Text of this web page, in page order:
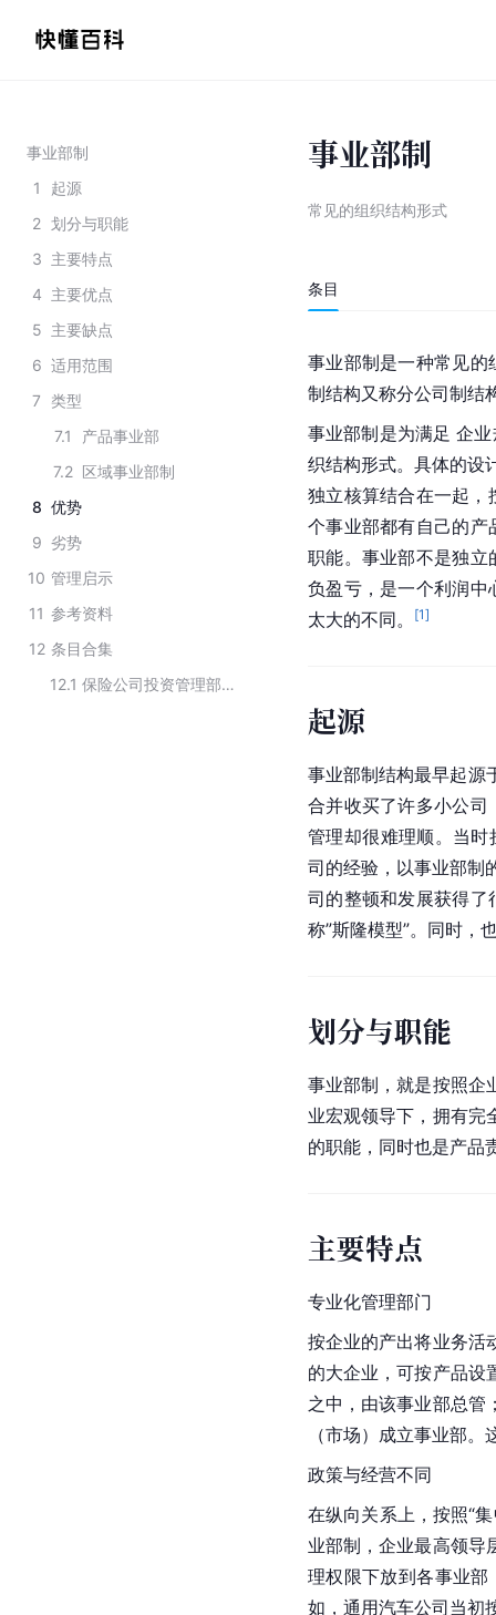
事业部制
1
起源
2 划分与职能
3 主要特点
4 主要优点
5 主要缺点
6 适用范围
7
类型
7.1
产品事业部
7.2 区域事业部制
8 优势
9 劣势
10 管理启示
11 参考资料
12 条目合集
12.1
保险公司投资管理部门的组织结构形式
事业部制
常见的组织结构形式
条目
事业部制是一种常见
制结构又称分公司制结
事业部制是为满足 企
织结构形式。具体的设
独立核算结合在一起
个事业部都有自己的产
职能。事业部不是独立
负盈亏，是一个利润中
太大的不同。
[1]
起源
事业部制结构最早起源
合并收买了许多小公司
管理却很难理顺。当
司的经验，以事业部制
司的整顿和发展获得了
称”斯隆模型”。同时，
划分与职能
事业部制，就是按照企
业宏观领导下，拥有完
的职能，同时也是产品
主要特点
专业化管理部门
按企业的产出将业务活
的大企业，可按产品设
之中，由该事业部总管
（市场）成立事业部
政策与经营不同
在纵向关系上，按照“
业部制，企业最高领导
理权限下放到各事业
如，通用汽车公司当初